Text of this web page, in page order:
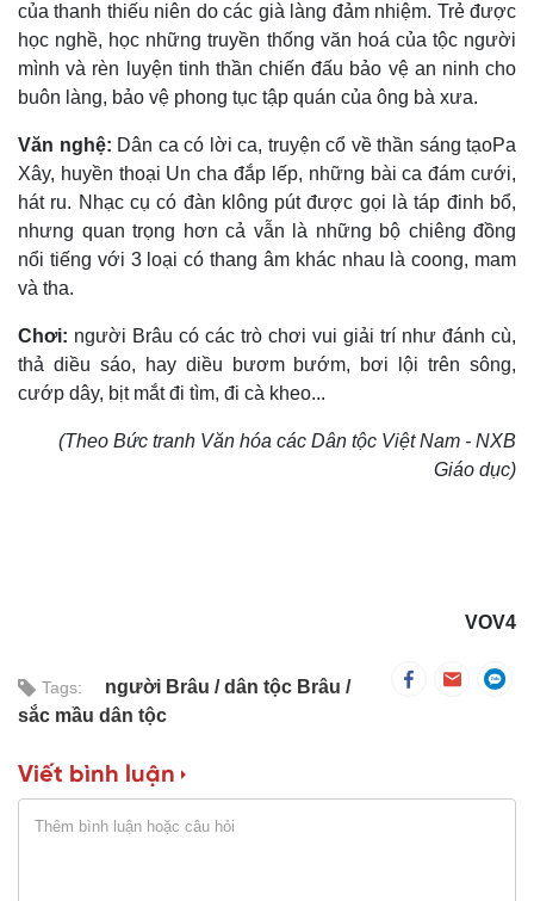
của thanh thiếu niên do các già làng đảm nhiệm. Trẻ được
học nghề, học những truyền thống văn hoá của tộc người
mình và rèn luyện tinh thần chiến đấu bảo vệ an ninh cho
buôn làng, bảo vệ phong tục tập quán của ông bà xưa.
Văn nghệ: Dân ca có lời ca, truyện cổ về thần sáng tạoPa
Xây, huyền thoại Un cha đắp lếp, những bài ca đám cưới,
hát ru. Nhạc cụ có đàn klông pút được gọi là táp đinh bổ,
nhưng quan trọng hơn cả vẫn là những bộ chiêng đồng
nổi tiếng với 3 loại có thang âm khác nhau là coong, mam
và tha.
Chơi: người Brâu có các trò chơi vui giải trí như đánh cù,
thả diều sáo, hay diều bươm bướm, bơi lội trên sông,
cướp dây, bịt mắt đi tìm, đi cà kheo...
(Theo Bức tranh Văn hóa các Dân tộc Việt Nam - NXB
Giáo dục)
VOV4
Tags: người Brâu
dân tộc Brâu
sắc mầu dân tộc
Viết bình luận